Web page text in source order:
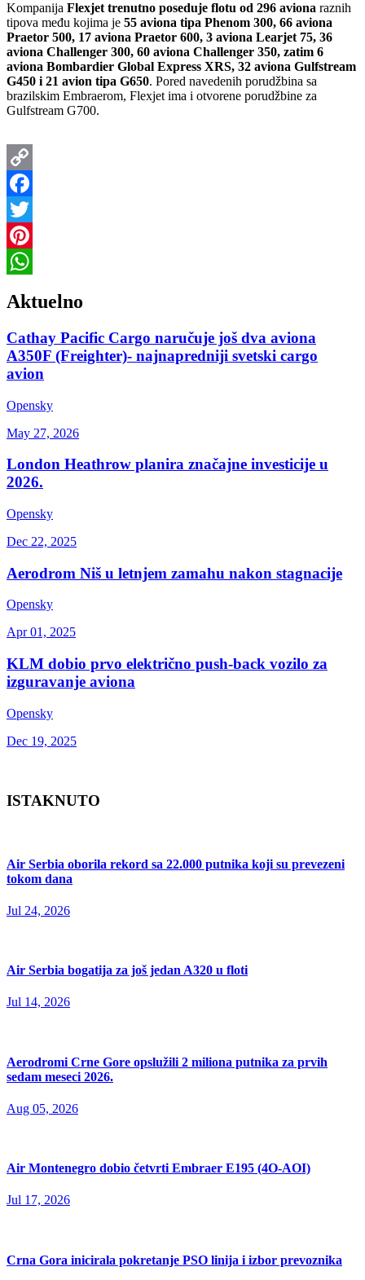
Kompanija Flexjet trenutno poseduje flotu od 296 aviona raznih
tipova među kojima je 55 aviona tipa Phenom 300, 66 aviona
Praetor 500, 17 aviona Praetor 600, 3 aviona Learjet 75, 36
aviona Challenger 300, 60 aviona Challenger 350, zatim 6
aviona Bombardier Global Express XRS, 32 aviona Gulfstream
G450 i 21 avion tipa G650. Pored navedenih porudžbina sa
brazilskim Embraerom, Flexjet ima i otvorene porudžbine za
Gulfstream G700.
Copy
Link
Facebook
Twitter
Pinterest
Aktuelno
Cathay Pacific Cargo naručuje još dva aviona
A350F (Freighter)- najnapredniji svetski cargo
avion
Opensky
May 27, 2026
London Heathrow planira značajne investicije u
2026.
Opensky
Dec 22, 2025
Aerodrom Niš u letnjem zamahu nakon stagnacije
Opensky
Apr 01, 2025
KLM dobio prvo električno push-back vozilo za
izguravanje aviona
Opensky
Dec 19, 2025
ISTAKNUTO
Air Serbia oborila rekord sa 22.000 putnika koji su prevezeni
tokom dana
Jul 24, 2026
Air Serbia bogatija za još jedan A320 u floti
Jul 14, 2026
Aerodromi Crne Gore opslužili 2 miliona putnika za prvih
sedam meseci 2026.
Aug 05, 2026
Air Montenegro dobio četvrti Embraer E195 (4O-AOI)
Jul 17, 2026
Crna Gora inicirala pokretanje PSO linija i izbor prevoznika